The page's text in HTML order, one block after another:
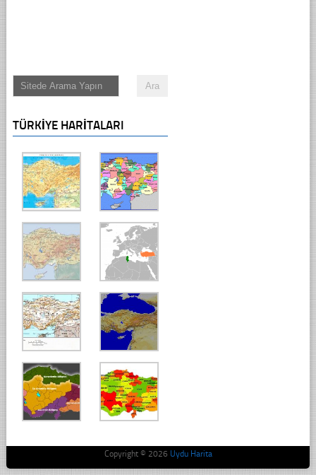
TÜRKIYE HARITALARI
Copyright © 2026 Uydu Harita